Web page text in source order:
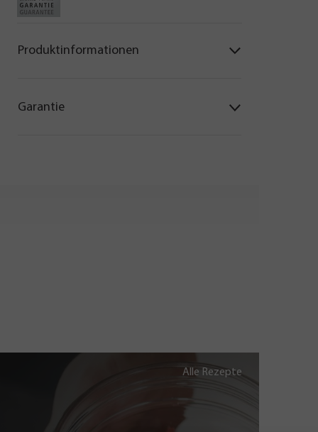
Produktinformationen
Garantie
Alle Rezepte